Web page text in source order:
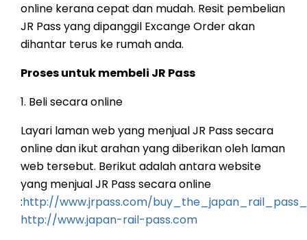
online kerana cepat dan mudah. Resit pembelian
JR Pass yang dipanggil Excange Order akan
dihantar terus ke rumah anda.
Proses untuk membeli JR Pass
1. Beli secara online
Layari laman web yang menjual JR Pass secara
online dan ikut arahan yang diberikan oleh laman
web tersebut. Berikut adalah antara website
yang menjual JR Pass secara online
:http://www.jrpass.com/
http://www.japan-rail-pass.com